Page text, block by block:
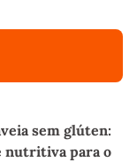
sem glúten:
nutritiva para o